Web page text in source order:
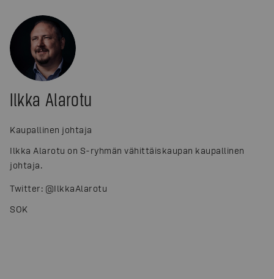
Ilkka Alarotu
Kaupallinen johtaja
Ilkka Alarotu on S-ryhmän vähittäiskaupan kaupallinen
johtaja.
Twitter: @IlkkaAlarotu
SOK